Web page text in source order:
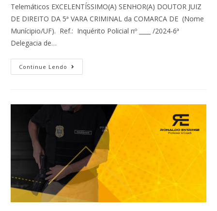
Telemáticos EXCELENTÍSSIMO(A) SENHOR(A) DOUTOR JUIZ
DE DIREITO DA 5ª VARA CRIMINAL da COMARCA DE (Nome
Munícipio/UF). Ref.: Inquérito Policial nº ____ /2024-6ª
Delegacia de…
Continue Lendo